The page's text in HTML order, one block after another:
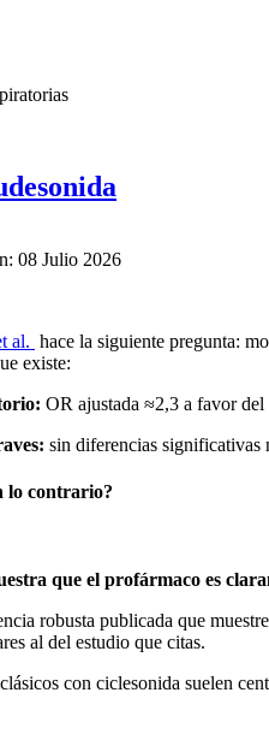
08 Julio 2026
al. hace la siguiente pregunta:
existe:
OR ajustada ≈2,3 a favor
sin diferencias significativas
lo contrario?
que el profármaco es
robusta publicada que muestre
al del estudio que citas.
con ciclesonida suelen